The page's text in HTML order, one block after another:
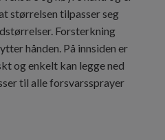
størrelsen tilpasser seg
Forsterkning
hånden. På innsiden er
og enkelt kan legge ned
til alle forsvarssprayer